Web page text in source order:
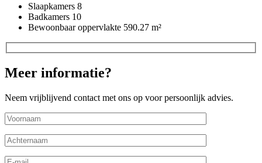
Slaapkamers 8
Badkamers 10
Bewoonbaar oppervlakte 590.27 m²
Meer informatie?
Neem vrijblijvend contact met ons op voor persoonlijk advies.